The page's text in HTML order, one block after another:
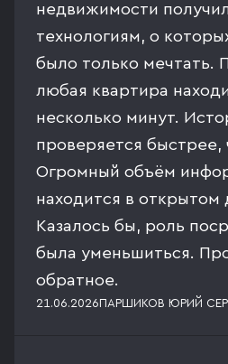
недвижимости
технологиям, о
было только мечтать.
любая квартира
несколько минут.
проверяется быстрее,
Огромный объём
находится в открытом
Казалось бы, роль
была уменьшиться.
обратное.
21.06.2026 ПАРШИКОВ ЮРИЙ